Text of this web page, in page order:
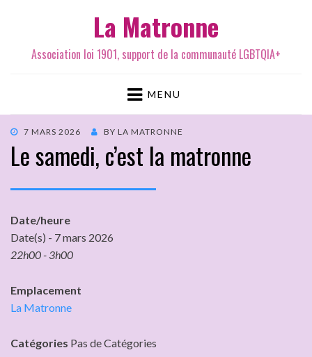
La Matronne
Association loi 1901, support de la communauté LGBTQIA+
MENU
7 MARS 2026 BY LA MATRONNE
Le samedi, c’est la matronne
Date/heure
Date(s) - 7 mars 2026
22h00 - 3h00
Emplacement
La Matronne
Catégories Pas de Catégories